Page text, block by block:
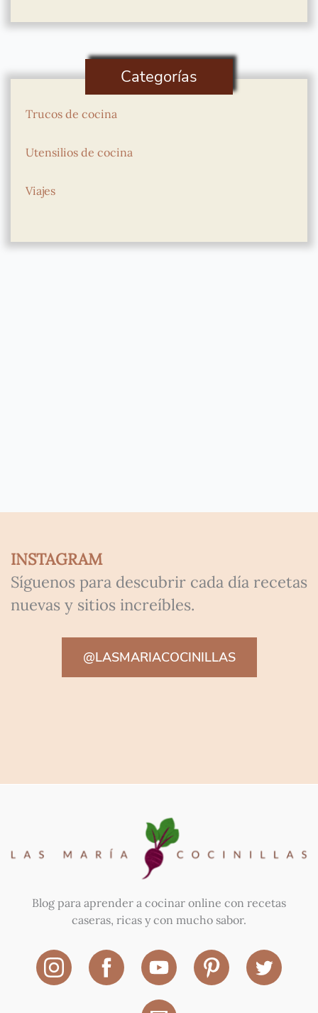
Categorías
Trucos de cocina
Utensilios de cocina
Viajes
INSTAGRAM
Síguenos para descubrir cada día recetas
nuevas y sitios increíbles.
@LASMARIACOCINILLAS
Blog para aprender a cocinar online con recetas
caseras, ricas y con mucho sabor.